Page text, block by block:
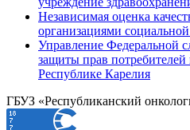
Независимая оценка
организациями
Управление Федеральной
защиты прав потребителей
Республике Карелия
ГБУЗ «Республиканский